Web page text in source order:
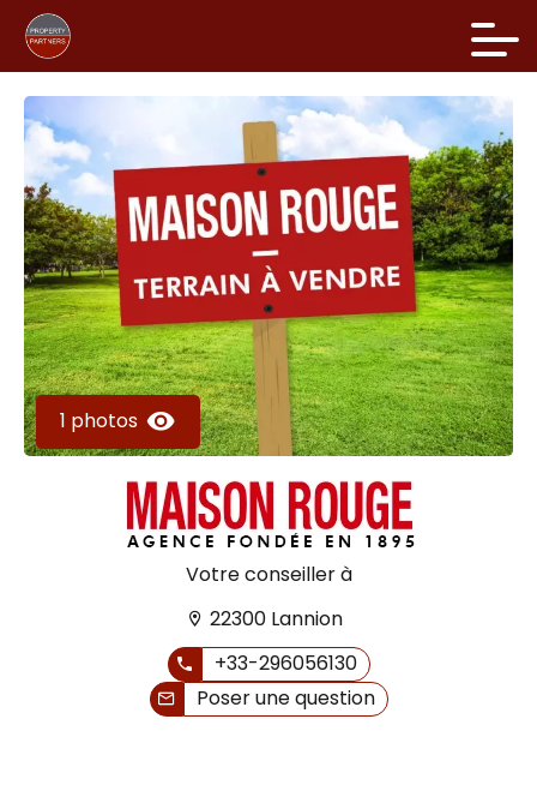
1 photos
Votre conseiller à
22300 Lannion
+33-296056130
Poser une question